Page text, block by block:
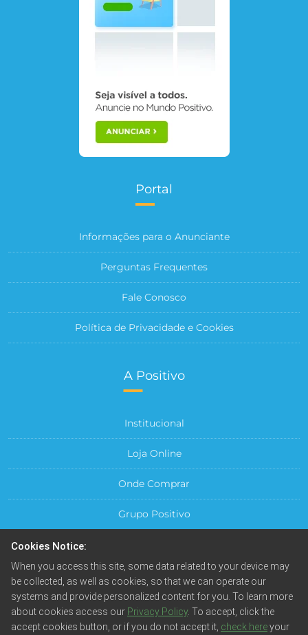
Portal
Informações para o Anunciante
Perguntas Frequentes
Fale Conosco
Política de Privacidade e Cookies
A Positivo
Institucional
Loja Online
Onde Comprar
Grupo Positivo
Central do Cliente
Cookies Notice:
When you access this site, some data related to your device may
be collected, as well as cookies, so that we can operate our
systems and provide personalized content for you. To learn more
about cookies access our Privacy Policy. To accept, click the
accept cookies button, or if you do not accept it, check hereyour